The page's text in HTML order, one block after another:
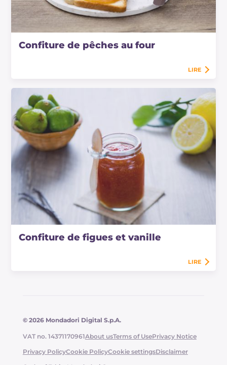
Confiture de pêches au four
LIRE
Confiture de figues et vanille
LIRE
© 2026 Mondadori Digital S.p.A.
VAT no. 14371170961About usTerms of UsePrivacy Notice
Privacy PolicyCookie PolicyCookie settingsDisclaimer